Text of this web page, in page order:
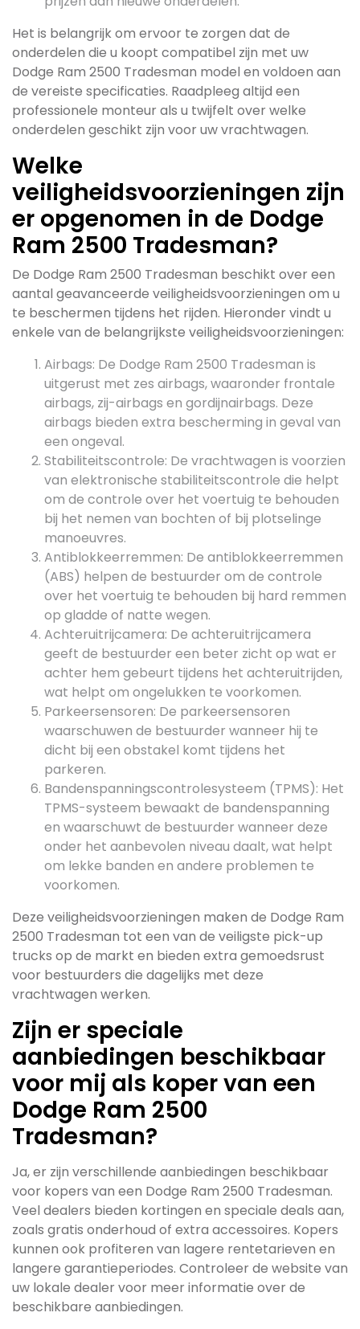
Het is belangrijk om ervoor te zorgen dat de
onderdelen die u koopt compatibel zijn met uw
Dodge Ram 2500 Tradesman model en voldoen aan
de vereiste specificaties. Raadpleeg altijd een
professionele monteur als u twijfelt over welke
onderdelen geschikt zijn voor uw vrachtwagen.
Welke
veiligheidsvoorzieningen zijn
er opgenomen in de Dodge
Ram 2500 Tradesman?
De Dodge Ram 2500 Tradesman beschikt over een
aantal geavanceerde veiligheidsvoorzieningen om u
te beschermen tijdens het rijden. Hieronder vindt u
enkele van de belangrijkste veiligheidsvoorzieningen:
Airbags: De Dodge Ram 2500 Tradesman is
uitgerust met zes airbags, waaronder frontale
airbags, zij-airbags en gordijnairbags. Deze
airbags bieden extra bescherming in geval van
een ongeval.
Stabiliteitscontrole: De vrachtwagen is voorzien
van elektronische stabiliteitscontrole die helpt
om de controle over het voertuig te behouden
bij het nemen van bochten of bij plotselinge
manoeuvres.
Antiblokkeerremmen: De antiblokkeerremmen
(ABS) helpen de bestuurder om de controle
over het voertuig te behouden bij hard remmen
op gladde of natte wegen.
Achteruitrijcamera: De achteruitrijcamera
geeft de bestuurder een beter zicht op wat er
achter hem gebeurt tijdens het achteruitrijden,
wat helpt om ongelukken te voorkomen.
Parkeersensoren: De parkeersensoren
waarschuwen de bestuurder wanneer hij te
dicht bij een obstakel komt tijdens het
parkeren.
Bandenspanningscontrolesysteem (TPMS): Het
TPMS-systeem bewaakt de bandenspanning
en waarschuwt de bestuurder wanneer deze
onder het aanbevolen niveau daalt, wat helpt
om lekke banden en andere problemen te
voorkomen.
Deze veiligheidsvoorzieningen maken de Dodge Ram
2500 Tradesman tot een van de veiligste pick-up
trucks op de markt en bieden extra gemoedsrust
voor bestuurders die dagelijks met deze
vrachtwagen werken.
Zijn er speciale
aanbiedingen beschikbaar
voor mij als koper van een
Dodge Ram 2500
Tradesman?
Ja, er zijn verschillende aanbiedingen beschikbaar
voor kopers van een Dodge Ram 2500 Tradesman.
Veel dealers bieden kortingen en speciale deals aan,
zoals gratis onderhoud of extra accessoires. Kopers
kunnen ook profiteren van lagere rentetarieven en
langere garantieperiodes. Controleer de website van
uw lokale dealer voor meer informatie over de
beschikbare aanbiedingen.